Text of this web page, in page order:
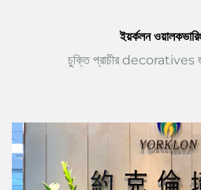
ইয়র্কলন
চুক্তি প্রাচীর decoratives